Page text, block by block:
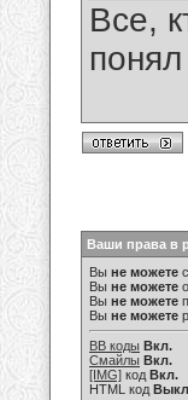
Все,
Ваши права в
Вы не можете
Вы не можете
Вы не можете
Вы не можете
BB коды Вкл.
Смайлы Вкл.
[IMG] код Вкл.
HTML код